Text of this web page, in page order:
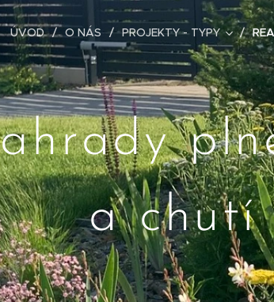
ÚVOD O NÁS PROJEKTY - TYPY
a chutí